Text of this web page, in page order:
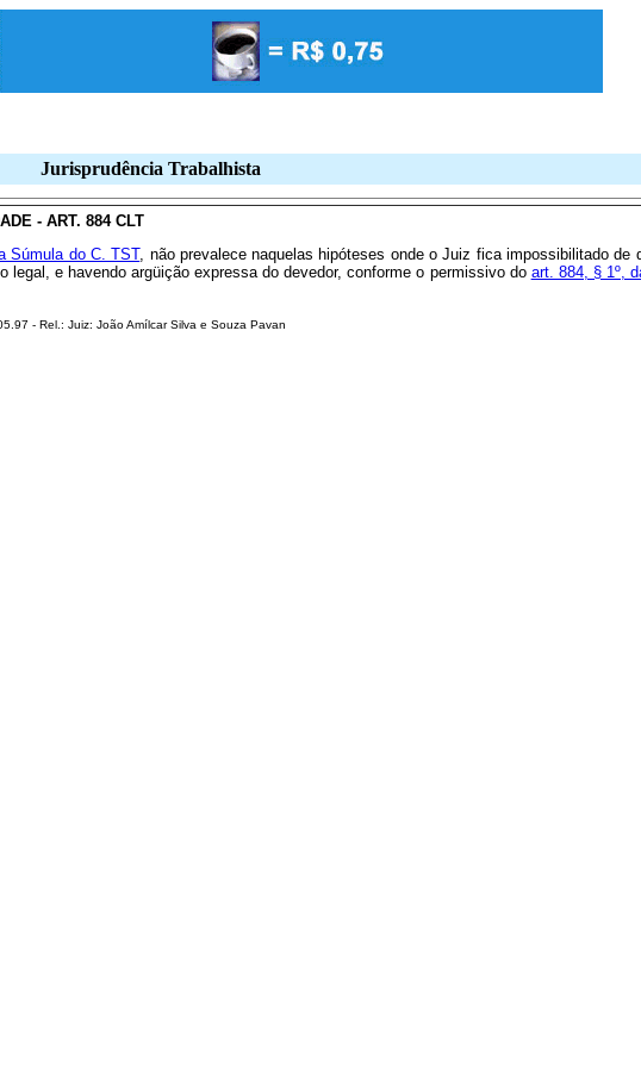
Jurisprudência Trabalhista
- ART. 884 CLT
Súmula do C. TST, não prevalece naquelas hipóteses onde o Juiz fica impossibilitado de
legal, e havendo argüição expressa do devedor, conforme o permissivo do art. 884, § 1º,
- Rel.: Juiz: João Amílcar Silva e Souza Pavan